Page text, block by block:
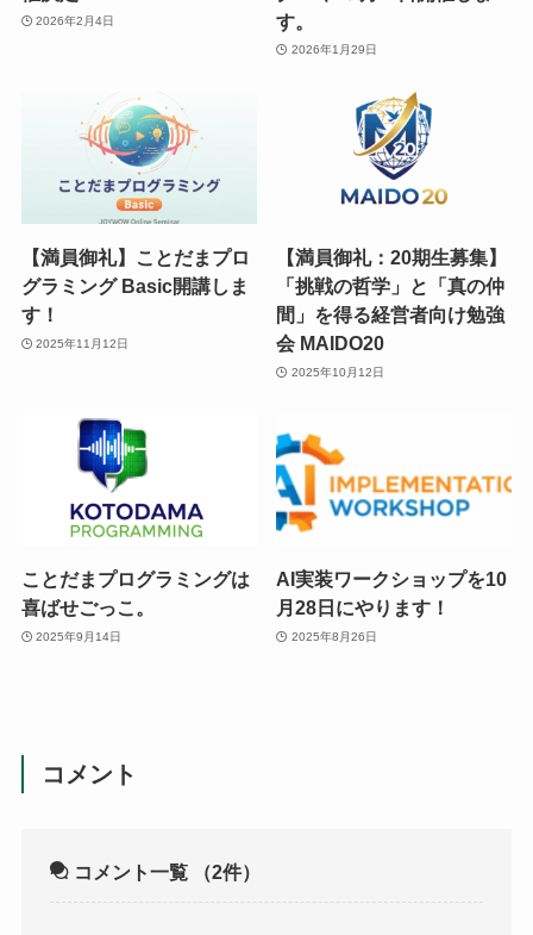
2026年2月4日
す。
2026年1月29日
【満員御礼】ことだまプロ
グラミング Basic開講しま
す！
2025年11月12日
【満員御礼：20期生募集】
「挑戦の哲学」と「真の仲
間」を得る経営者向け勉強
会 MAIDO20
2025年10月12日
ことだまプログラミングは
喜ばせごっこ。
2025年9月14日
AI実装ワークショップを10
月28日にやります！
2025年8月26日
コメント
コメント一覧 （2件）